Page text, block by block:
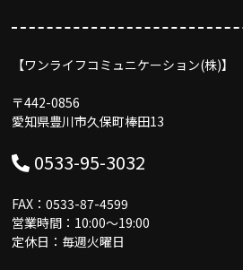
【ワンライフコミュニケーション(株)】
〒442-0856
愛知県豊川市久保町棒田13
0533-95-3032
FAX：0533-87-4599
営業時間：10:00〜19:00
定休日：毎週火曜日